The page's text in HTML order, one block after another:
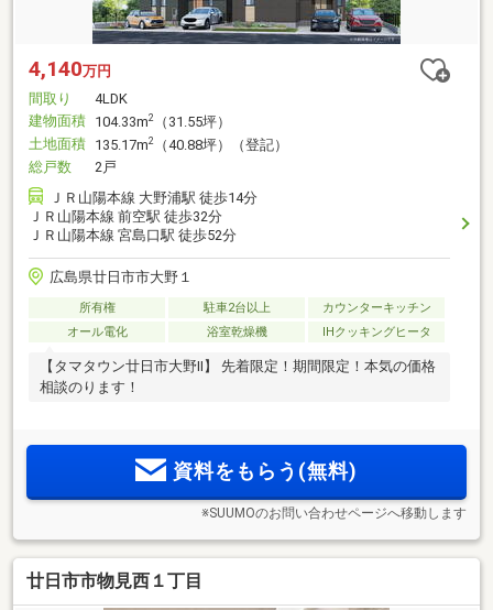
4,140万円
間取り
4LDK
建物面積 104.33m2
（31.55坪）
土地面積 135.17m2
（40.88坪）（登記）
総戸数
2戸
ＪＲ山陽本線 大野浦駅 徒歩14分
ＪＲ山陽本線 前空駅 徒歩32分
ＪＲ山陽本線 宮島口駅 徒歩52分
広島県廿日市市大野１
所有権 駐車2台以上
カウンターキッチン
オール電化
浴室乾燥機 IHクッキングヒータ
【タマタウン廿日市大野Ⅱ】 先着限定！期間限定！本気の価格
相談のります！
資料をもらう(無料)
※SUUMOのお問い合わせページへ移動します
廿日市市物見西１丁目